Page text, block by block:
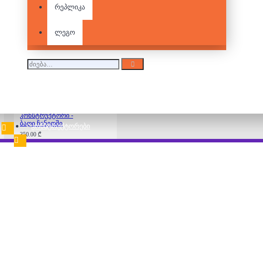
ᲙᲝᲜᲡᲢᲠᲣᲥᲢᲝᲠᲔᲑᲘ
რეპლიკა
ლეგო
150 დეტალიანი
კონსტრუქტორი -
ბაღი ჩინეთში
350.00 ₾